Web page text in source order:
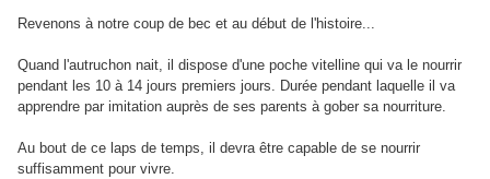
Revenons à notre coup de bec et au début de l'histoire...
Quand l'autruchon nait, il dispose d'une poche vitelline qui va le nourrir
pendant les 10 à 14 jours premiers jours. Durée pendant laquelle il va
apprendre par imitation auprès de ses parents à gober sa nourriture.
Au bout de ce laps de temps, il devra être capable de se nourrir
suffisamment pour vivre.